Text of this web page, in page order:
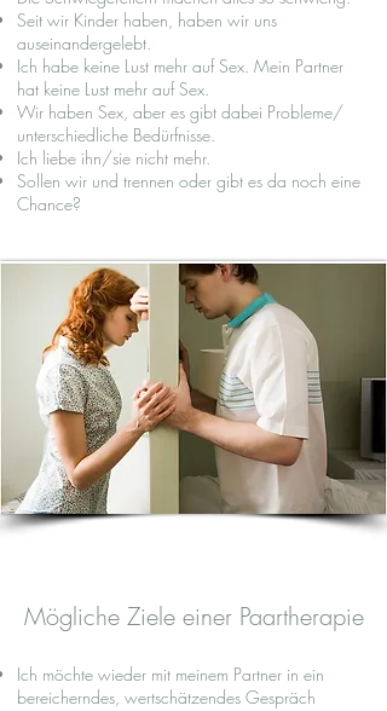
Seit wir Kinder haben, haben wir uns
auseinandergelebt.
Ich habe keine Lust mehr auf Sex. Mein Partner
hat keine Lust mehr auf Sex.
Wir haben Sex, aber es gibt dabei Probleme/
unterschiedliche Bedürfnisse.
Ich liebe ihn/sie nicht mehr.
Sollen wir und trennen oder gibt es da noch eine
Chance?
Mögliche Ziele einer Paartherapie
Ich möchte wieder mit meinem Partner in ein
bereicherndes, wertschätzendes Gespräch